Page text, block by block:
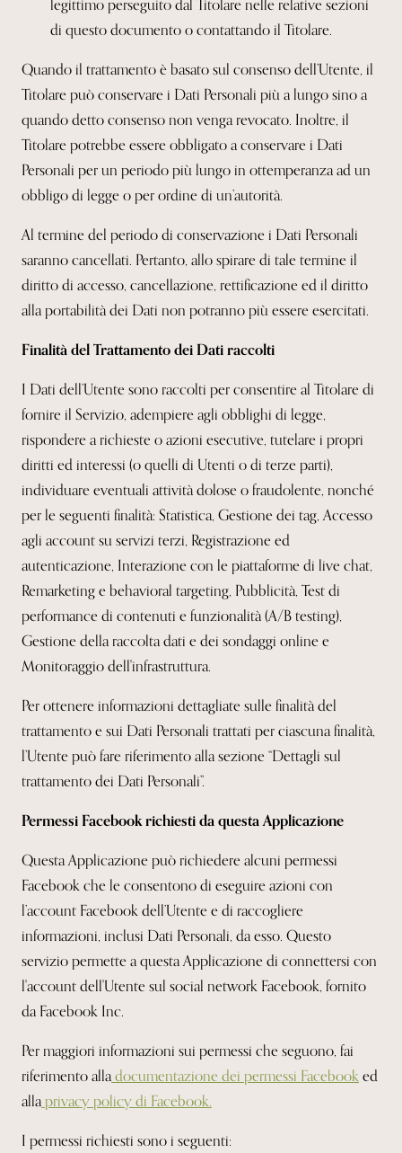
legittimo perseguito dal Titolare nelle relative sezioni
di questo documento o contattando il Titolare.
Quando il trattamento è basato sul consenso dell’Utente, il
Titolare può conservare i Dati Personali più a lungo sino a
quando detto consenso non venga revocato. Inoltre, il
Titolare potrebbe essere obbligato a conservare i Dati
Personali per un periodo più lungo in ottemperanza ad un
obbligo di legge o per ordine di un’autorità.
Al termine del periodo di conservazione i Dati Personali
saranno cancellati. Pertanto, allo spirare di tale termine il
diritto di accesso, cancellazione, rettificazione ed il diritto
alla portabilità dei Dati non potranno più essere esercitati.
Finalità del Trattamento dei Dati raccolti
I Dati dell’Utente sono raccolti per consentire al Titolare di
fornire il Servizio, adempiere agli obblighi di legge,
rispondere a richieste o azioni esecutive, tutelare i propri
diritti ed interessi (o quelli di Utenti o di terze parti),
individuare eventuali attività dolose o fraudolente, nonché
per le seguenti finalità: Statistica, Gestione dei tag, Accesso
agli account su servizi terzi, Registrazione ed
autenticazione, Interazione con le piattaforme di live chat,
Remarketing e behavioral targeting, Pubblicità, Test di
performance di contenuti e funzionalità (A/B testing),
Gestione della raccolta dati e dei sondaggi online e
Monitoraggio dell'infrastruttura.
Per ottenere informazioni dettagliate sulle finalità del
trattamento e sui Dati Personali trattati per ciascuna finalità,
l’Utente può fare riferimento alla sezione “Dettagli sul
trattamento dei Dati Personali”.
Permessi Facebook richiesti da questa Applicazione
Questa Applicazione può richiedere alcuni permessi
Facebook che le consentono di eseguire azioni con
l’account Facebook dell’Utente e di raccogliere
informazioni, inclusi Dati Personali, da esso. Questo
servizio permette a questa Applicazione di connettersi con
l'account dell'Utente sul social network Facebook, fornito
da Facebook Inc.
Per maggiori informazioni sui permessi che seguono, fai
riferimento alladocumentazionedei permessi Facebooked
allaprivacy policy di Facebook.
I permessi richiesti sono i seguenti: